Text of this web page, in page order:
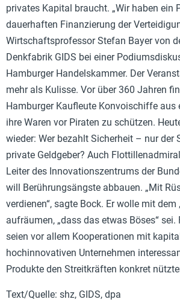
privates Kapital braucht. „Wir haben ein
dauerhaften Finanzierung der
Wirtschaftsprofessor Stefan Bayer von
Denkfabrik GIDS bei einer
Hamburger Handelskammer. Der
mehr als Kulisse. Vor über 360 Jahren
Hamburger Kaufleute Konvoischiffe aus
ihre Waren vor Piraten zu schützen.
wieder: Wer bezahlt Sicherheit – nur der
private Geldgeber? Auch
Leiter des Innovationszentrums der
will Berührungsängste abbauen. „Mit
verdienen“, sagte Bock. Er wolle mit dem
aufräumen, „dass das etwas Böses“ sei.
seien vor allem Kooperationen mit
hochinnovativen Unternehmen
Produkte den Streitkräften konkret
Text/Quelle: shz, GIDS, dpa